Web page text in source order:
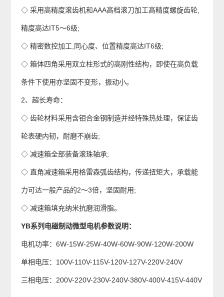
◇ 采用高精度滚齿机和AAA高档滚刀加工高精度螺旋齿轮,
精度高达IT5～6级;
◇ 精密数控加工,同心度、位置精度高达IT6级;
◇ 箱体四角采用双立柱形式的高刚性结构，即使在高负载
条件下使用亦坚固不变形，振动小。
2、超长寿命：
◇ 齿轮材料采用含钼合金钢制造并经特殊热处理，保证齿
轮表硬内韧，耐磨不崩齿;
◇ 减速箱全部装备滚珠轴承;
◇ 直角减速箱采用格雷森弧齿结构，传递扭矩大，承载能
力可达一般产品的2～3倍，坚固耐用;
◇ 减速箱填充纳米抗磨润滑脂。
YB系列电磁制动微型电机参数说明：
电机功率：6W-15W-25W-40W-60W-90W-120W-200W
单相电压：100V-110V-115V-120V-127V-220V-240V
三相电压：200V-220V-230V-240V-380V-400V-415V-440V